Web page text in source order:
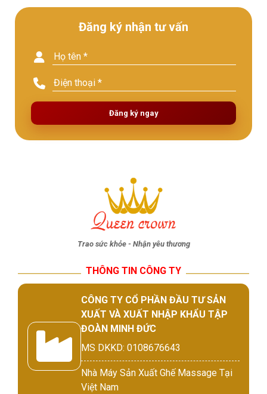
Đăng ký nhận tư vấn
Đăng ký ngay
Trao sức khỏe - Nhận yêu thương
THÔNG TIN CÔNG TY
CÔNG TY CỔ PHẦN ĐẦU TƯ SẢN
XUẤT VÀ XUẤT NHẬP KHẨU TẬP
ĐOÀN MINH ĐỨC
MS DKKD: 0108676643
Nhà Máy Sản Xuất Ghế Massage Tại
Việt Nam